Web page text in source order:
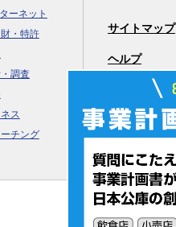
ーネット
・特許
調査
ス
チング
サイトマップ
ヘルプ